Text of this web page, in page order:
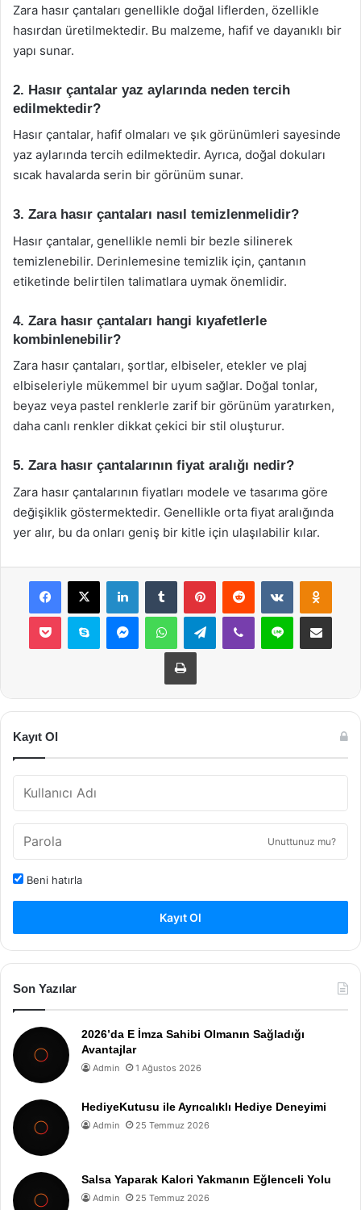
Zara hasır çantaları genellikle doğal liflerden, özellikle
hasırdan üretilmektedir. Bu malzeme, hafif ve dayanıklı bir
yapı sunar.
2. Hasır çantalar yaz aylarında neden tercih
edilmektedir?
Hasır çantalar, hafif olmaları ve şık görünümleri sayesinde
yaz aylarında tercih edilmektedir. Ayrıca, doğal dokuları
sıcak havalarda serin bir görünüm sunar.
3. Zara hasır çantaları nasıl temizlenmelidir?
Hasır çantalar, genellikle nemli bir bezle silinerek
temizlenebilir. Derinlemesine temizlik için, çantanın
etiketinde belirtilen talimatlara uymak önemlidir.
4. Zara hasır çantaları hangi kıyafetlerle
kombinlenebilir?
Zara hasır çantaları, şortlar, elbiseler, etekler ve plaj
elbiseleriyle mükemmel bir uyum sağlar. Doğal tonlar,
beyaz veya pastel renklerle zarif bir görünüm yaratırken,
daha canlı renkler dikkat çekici bir stil oluşturur.
5. Zara hasır çantalarının fiyat aralığı nedir?
Zara hasır çantalarının fiyatları modele ve tasarıma göre
değişiklik göstermektedir. Genellikle orta fiyat aralığında
yer alır, bu da onları geniş bir kitle için ulaşılabilir kılar.
Facebook
X LinkedInTumblr PinterestReddit VKontakte
Pocket Skype MessengerWhatsAppTelegramViber Line E-Posta ile
Yazdır
Kayıt Ol
Unuttunuz mu?
Beni hatırla
Kayıt Ol
Son Yazılar
2026’da E İmza Sahibi Olmanın Sağladığı
Avantajlar
Admin 1 Ağustos 2026
HediyeKutusu ile Ayrıcalıklı Hediye Deneyimi
Admin 25 Temmuz 2026
Salsa Yaparak Kalori Yakmanın Eğlenceli Yolu
Admin 25 Temmuz 2026